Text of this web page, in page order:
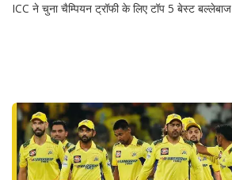
ICC ने चुना चैम्पियन ट्रॉफी के लिए टॉप 5 बेस्ट बल्लेबाज